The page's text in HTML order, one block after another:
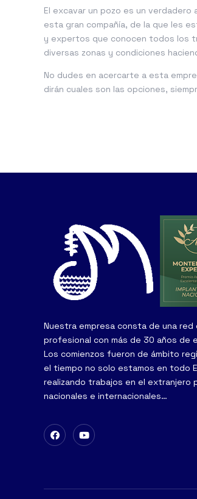
El excavar un pozo es un
esta gran compañía, de la que les
y expertos que conocen todos los
diversas zonas y condiciones
No dudes en acercarte a esta
dirán cuales son las opciones,
Nuestra empresa consta de una
profesional con más de 30 años de
Los comienzos fueron de ámbito
el tiempo no solo estamos en todo
realizando trabajos en el extranjero
nacionales e internacionales…